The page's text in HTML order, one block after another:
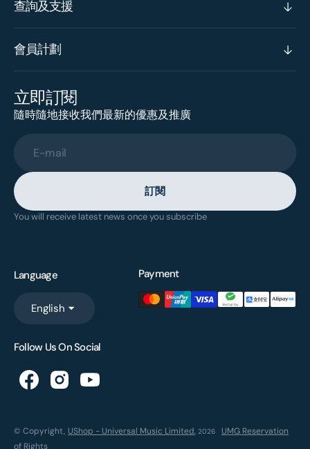
查詢及支援
會員計劃
立即訂閱
隨時隨地接收我們最新的優惠及推廣
E-mail
訂閱
You will receive latest news once you subscribe
Language
English
Payment
Follow Us On Social
© Copyright, UShop - Universal Music Limited, 2026
UMG Reservation
of Rights